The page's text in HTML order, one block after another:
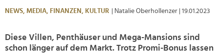
NEWS, MEDIA, FINANZEN, KULTUR | Natalie Oberhollenzer | 19.01.2023
Diese Villen, Penthäuser und Mega-Mansions sind
schon länger auf dem Markt. Trotz Promi-Bonus lassen